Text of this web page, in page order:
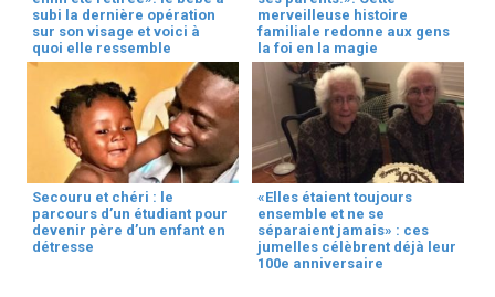
subi la dernière opération
sur son visage et voici à
quoi elle ressemble
merveilleuse histoire
familiale redonne aux gens
la foi en la magie
Secouru et chéri : le
parcours d’un étudiant pour
devenir père d’un enfant en
détresse
«Elles étaient toujours
ensemble et ne se
séparaient jamais» : ces
jumelles célèbrent déjà leur
100e anniversaire